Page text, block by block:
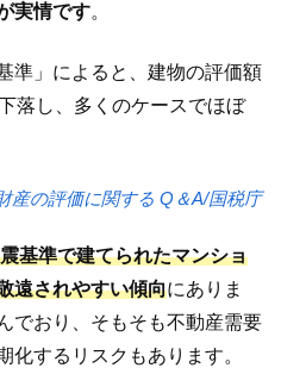
実情です。
準」によると、建物の評価額
落し、多くのケースでほぼ
産の評価に関する Q＆A/国税庁
基準で建てられたマンショ
遠されやすい傾向にありま
でおり、そもそも不動産需要
化するリスクもあります。